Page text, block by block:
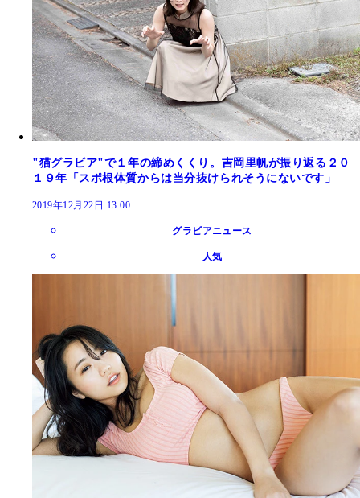
"猫グラビア"で１年の締めくくり。吉岡里帆が振り返る２０
１９年「スポ根体質からは当分抜けられそうにないです」
2019年12月22日 13:00
グラビアニュース
人気